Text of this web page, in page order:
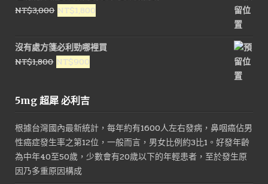
NT$1,200。NT$550。
NT$3,000 原
價
格：
NT$3,000。
NT$1,800
價
格：
沒有處方箋必利勁哪裡買
NT$1,800 原
格：
NT$900
5mg 超犀 必利吉
根據台灣國內最新統計，每年約有1600人左右發病，鼻咽癌佔男
性癌症發生率之第12位，一般而言，男女比例約3比1。好發年齡
為中年40至50歲，少數會有20歲以下的年輕患者，至於發生原
因乃多重原因構成